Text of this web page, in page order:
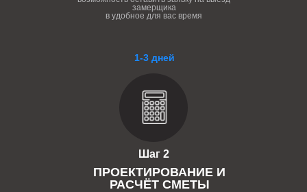
1-3 дней
Шаг 2
ПРОЕКТИРОВАНИЕ И
РАСЧЁТ СМЕТЫ
замерщика
в удобное для вас время